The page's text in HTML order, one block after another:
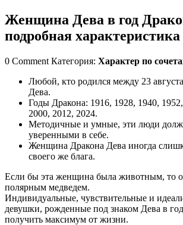
Женщина Дева в год
подробная характеристика
0 Comment Категория: Характер по
Любой, кто родился между 23
Дева.
Годы Дракона: 1916, 1928, 1940,
2000, 2012, 2024.
Методичные и умные, эти люди
уверенными в себе.
Женщина Дракона Дева иногда
своего же блага.
Если бы эта женщина была животным, то
полярным медведем.
Индивидуальные, чувствительные и
девушки, рожденные под знаком Дева в
получить максимум от жизни.